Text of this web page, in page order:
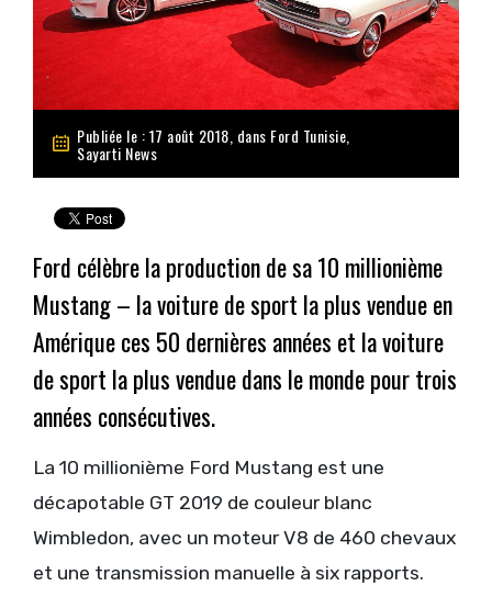
Publiée le : 17 août 2018, dans Ford Tunisie
Sayarti News
Ford célèbre la production de sa 10 millionième
Mustang – la voiture de sport la plus vendue en
Amérique ces 50 dernières années et la voiture
de sport la plus vendue dans le monde pour trois
années consécutives.
La 10 millionième Ford Mustang est une
décapotable GT 2019 de couleur blanc
Wimbledon, avec un moteur V8 de 460 chevaux
et une transmission manuelle à six rapports.